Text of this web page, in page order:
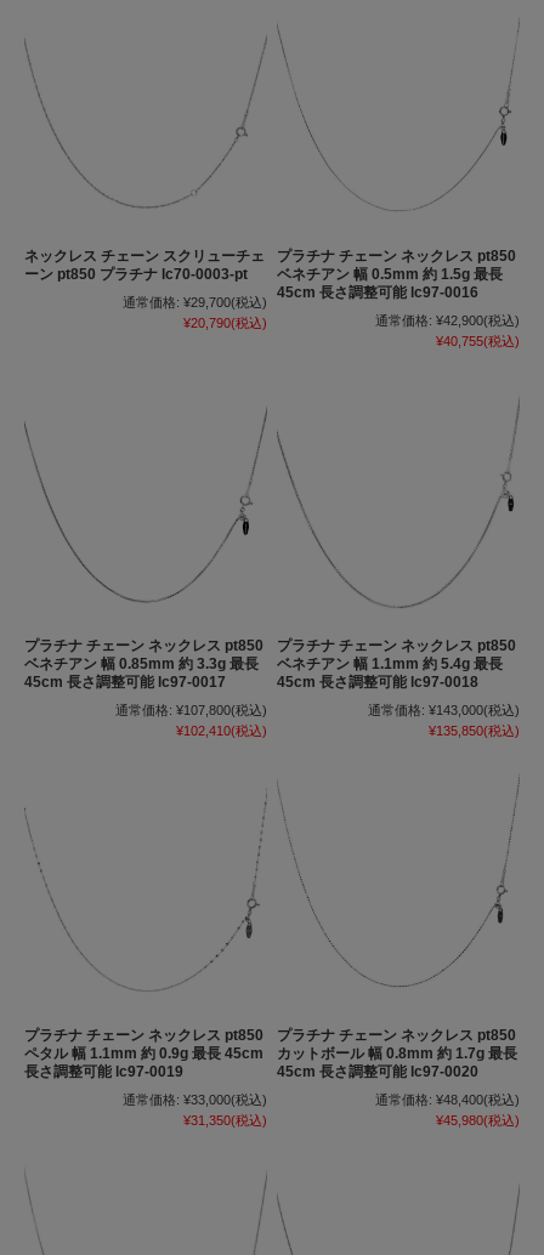
ネックレス チェーン スクリューチェ
ーン pt850 プラチナ lc70-0003-pt
通常価格: ¥29,700(税込)
¥20,790(税込)
プラチナ チェーン ネックレス pt850
ベネチアン 幅 0.5mm 約 1.5g 最長
45cm 長さ調整可能 lc97-0016
通常価格: ¥42,900(税込)
¥40,755(税込)
プラチナ チェーン ネックレス pt850
ベネチアン 幅 0.85mm 約 3.3g 最長
45cm 長さ調整可能 lc97-0017
通常価格: ¥107,800(税込)
¥102,410(税込)
プラチナ チェーン ネックレス pt850
ベネチアン 幅 1.1mm 約 5.4g 最長
45cm 長さ調整可能 lc97-0018
通常価格: ¥143,000(税込)
¥135,850(税込)
プラチナ チェーン ネックレス pt850
ペタル 幅 1.1mm 約 0.9g 最長 45cm
長さ調整可能 lc97-0019
通常価格: ¥33,000(税込)
¥31,350(税込)
プラチナ チェーン ネックレス pt850
カットボール 幅 0.8mm 約 1.7g 最長
45cm 長さ調整可能 lc97-0020
通常価格: ¥48,400(税込)
¥45,980(税込)